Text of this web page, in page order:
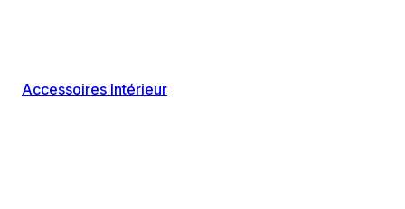
Accessoires Intérieur